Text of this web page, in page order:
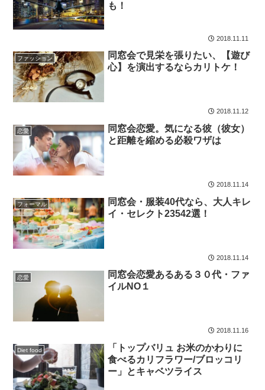
も！
2018.11.11
ファッション
同窓会で見栄を張りたい、【遊び
心】を演出するならカリトケ！
2018.11.12
恋愛
同窓会恋愛。気になる彼（彼女）
と距離を縮める必殺ワザは
2018.11.14
フォーマル
同窓会・服装40代なら、大人キレ
イ・セレクト23542選！
2018.11.14
恋愛
同窓会恋愛あるある３０代・ファ
イルNO１
2018.11.16
Diet food
「トップバリュ お米のかわりに
食べるカリフラワー/ブロッコリ
ー」とキャベツライス